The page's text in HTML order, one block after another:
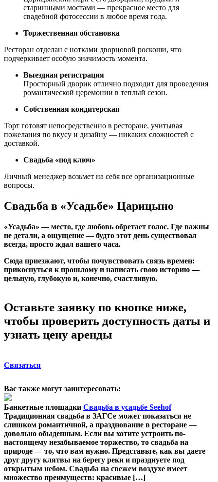
старинными мостами — прекрасное место для
свадебной фотосессии в любое время года.
Торжественная обстановка
Ресторан отделан с нотками дворцовой роскоши, что
подчеркивает особую значимость момента.
Выездная регистрация
Просторный дворик отлично подходит для проведения
романтической церемонии в теплый сезон.
Собственная кондитерская
Торт готовят непосредственно в ресторане, учитывая
пожелания по вкусу и дизайну — никаких сложностей с
доставкой.
Свадьба «под ключ»
Личный менеджер возьмет на себя все организационные
вопросы.
Свадьба в «Усадьбе» Царицыно
«Усадьба» — место, где любовь обретает голос. Где важны
не детали, а ощущение — будто этот день существовал
всегда, просто ждал вашего часа.
Сюда приезжают, чтобы почувствовать связь времен:
прикоснуться к прошлому и написать свою историю —
цельную, глубокую и, конечно, счастливую.
Оставьте заявку по кнопке ниже,
чтобы проверить доступность даты и
узнать цену аренды
Связаться
Вас также могут заинтересовать:
Банкетные площадки Свадьба в усадьбе Seehof
Традиционная свадьба в ЗАГСе может показаться не
слишком романтичной, а празднование в ресторане —
довольно обыденным. Если вы хотите устроить по-
настоящему незабываемое торжество, то свадьба на
природе — то, что вам нужно. Представьте, как вы даете
друг другу клятвы на берегу реки и празднуете под
открытым небом. Свадьба на свежем воздухе имеет
множество преимуществ: красивые […]